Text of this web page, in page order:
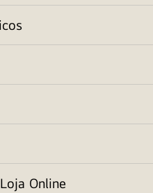
Online